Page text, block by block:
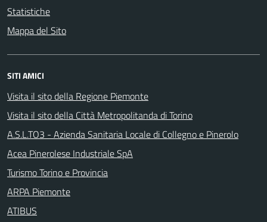
Statistiche
Mappa del Sito
SITI AMICI
Visita il sito della Regione Piemonte
Visita il sito della Città Metropolitanda di Torino
A.S.L.TO3 - Azienda Sanitaria Locale di Collegno e Pinerolo
Acea Pinerolese Industriale SpA
Turismo Torino e Provincia
ARPA Piemonte
ATIBUS